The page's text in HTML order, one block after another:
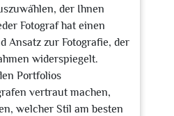
der Ihnen
Fotograf hat einen
Ansatz zur Fotografie, der
widerspiegelt.
Portfolios
vertraut machen,
welcher Stil am besten